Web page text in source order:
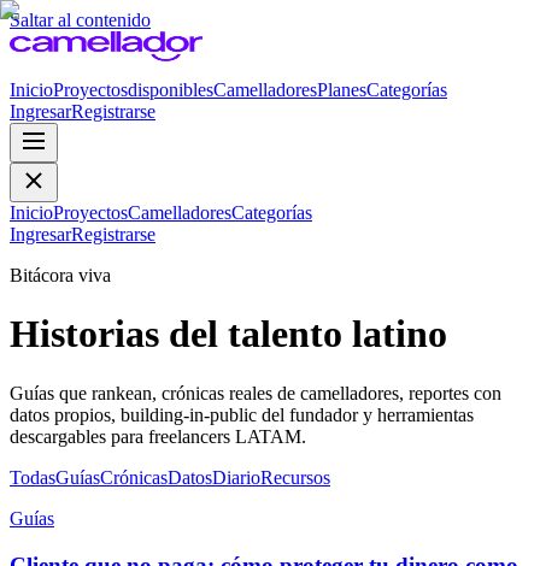
Saltar al contenido
InicioProyectosdisponiblesCamelladoresPlanesCategorías
IngresarRegistrarse
InicioProyectosCamelladoresCategorías
IngresarRegistrarse
Bitácora viva
Historias del talento latino
Guías que rankean, crónicas reales de camelladores, reportes con
datos propios, building-in-public del fundador y herramientas
descargables para freelancers LATAM.
TodasGuíasCrónicasDatosDiarioRecursos
Guías